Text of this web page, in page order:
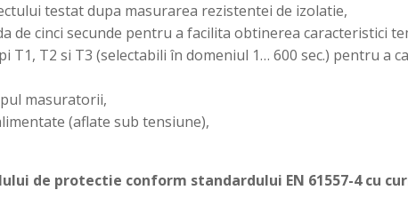
testat dupa masurarea rezistentei de izolatie,
de cinci secunde pentru a facilita obtinerea caracteristici
T2 si T3 (selectabili în domeniul 1… 600 sec.) pentru a
masuratorii,
(aflate sub tensiune),
de protectie conform standardului EN 61557-4 cu